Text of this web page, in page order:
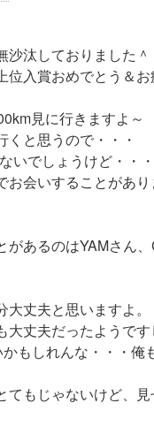
沙汰しておりました＾
位入賞おめでとう＆
見に行きますよ～
くと思うので・・・
いでしょうけど・・・
お会いすることがあ
があるのはYAMさん
丈夫と思いますよ。
大丈夫だったようです
もしれんな・・・俺
てもじゃないけど、